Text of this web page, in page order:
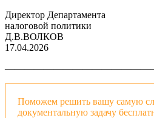
Директор Департамента
налоговой политики
Д.В.ВОЛКОВ
17.04.2026
Поможем решить вашу самую
документальную задачу